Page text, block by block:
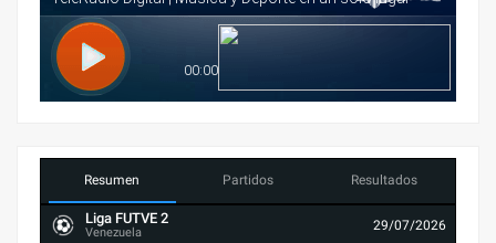
Resumen Partidos Resultados
Liga FUTVE 2
Venezuela 29/07/2026